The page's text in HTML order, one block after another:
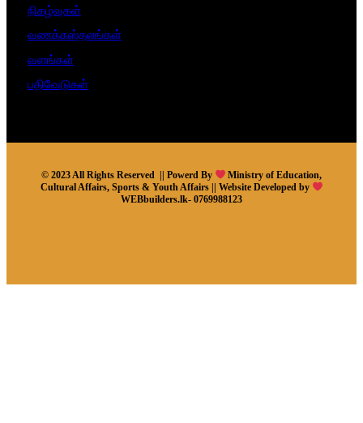
நிகழ்வுகள்
வணக்கஸ்தலங்கள்
வளங்கள்
பதிவேடுகள்
© 2023 All Rights Reserved || Powerd By
Ministry of Education,
Cultural Affairs, Sports & Youth Affairs || Website Developed by
WEBbuilders.lk- 0769988123